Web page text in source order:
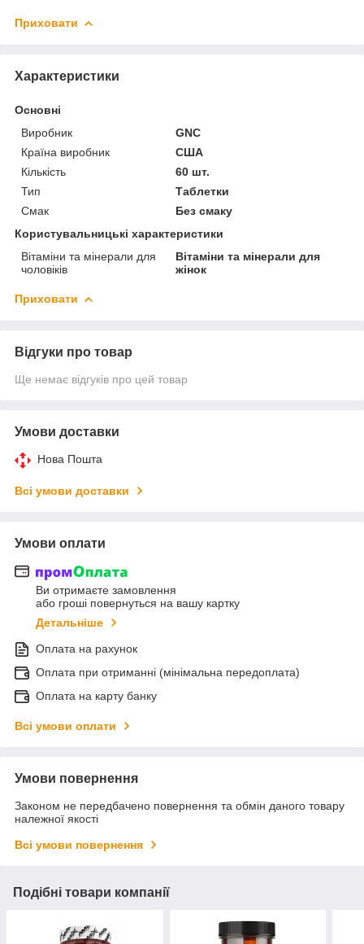
Приховати
Характеристики
Основні
Виробник
GNC
Країна виробник
США
Кількість
60 шт.
Тип
Таблетки
Смак
Без смаку
Користувальницькі характеристики
Вітаміни та мінерали для
чоловіків
Вітаміни та мінерали для
жінок
Приховати
Відгуки про товар
Ще немає відгуків про цей товар
Умови доставки
Нова Пошта
Всі умови доставки
Умови оплати
Ви отримаєте замовлення
або гроші повернуться на вашу картку
Детальніше
Оплата на рахунок
Оплата при отриманні (мінімальна передоплата)
Оплата на карту банку
Всі умови оплати
Умови повернення
Законом не передбачено повернення та обмін даного товару
належної якості
Всі умови повернення
Подібні товари компанії